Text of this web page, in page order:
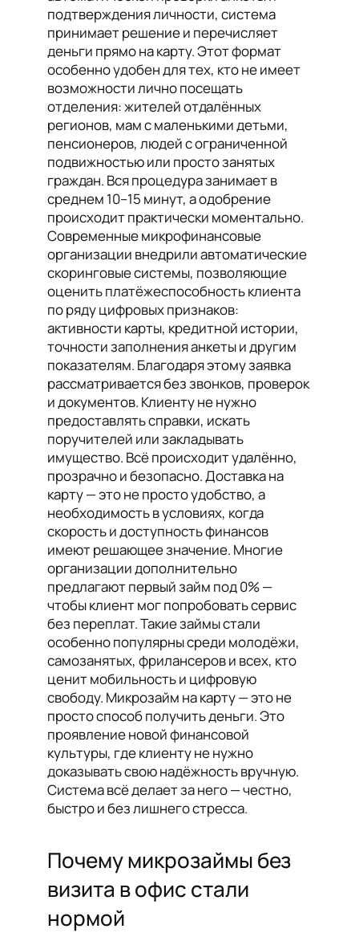
подтверждения личности, система
принимает решение и перечисляет
деньги прямо на карту. Этот формат
особенно удобен для тех, кто не имеет
возможности лично посещать
отделения: жителей отдалённых
регионов, мам с маленькими детьми,
пенсионеров, людей с ограниченной
подвижностью или просто занятых
граждан. Вся процедура занимает в
среднем 10–15 минут, а одобрение
происходит практически моментально.
Современные микрофинансовые
организации внедрили автоматические
скоринговые системы, позволяющие
оценить платёжеспособность клиента
по ряду цифровых признаков:
активности карты, кредитной истории,
точности заполнения анкеты и другим
показателям. Благодаря этому заявка
рассматривается без звонков, проверок
и документов. Клиенту не нужно
предоставлять справки, искать
поручителей или закладывать
имущество. Всё происходит удалённо,
прозрачно и безопасно. Доставка на
карту — это не просто удобство, а
необходимость в условиях, когда
скорость и доступность финансов
имеют решающее значение. Многие
организации дополнительно
предлагают первый займ под 0% —
чтобы клиент мог попробовать сервис
без переплат. Такие займы стали
особенно популярны среди молодёжи,
самозанятых, фрилансеров и всех, кто
ценит мобильность и цифровую
свободу. Микрозайм на карту — это не
просто способ получить деньги. Это
проявление новой финансовой
культуры, где клиенту не нужно
доказывать свою надёжность вручную.
Система всё делает за него — честно,
быстро и без лишнего стресса.
Почему микрозаймы без
визита в офис стали
нормой